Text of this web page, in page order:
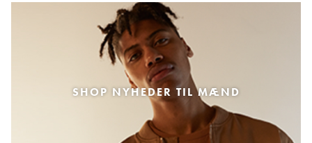
SHOP NYHEDER TIL MÆND